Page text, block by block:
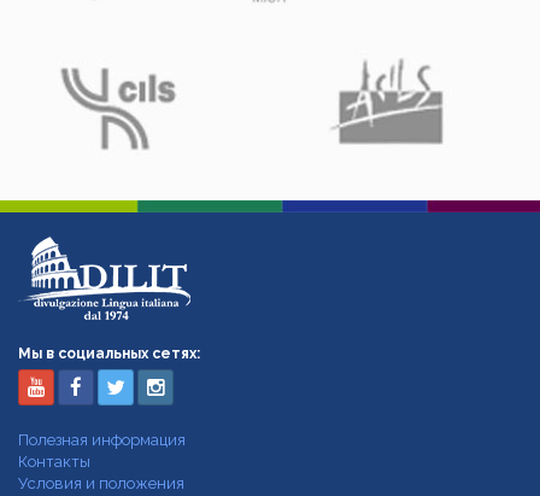
Мы в социальных сетях:
Полезная информация
Контакты
Условия и положения